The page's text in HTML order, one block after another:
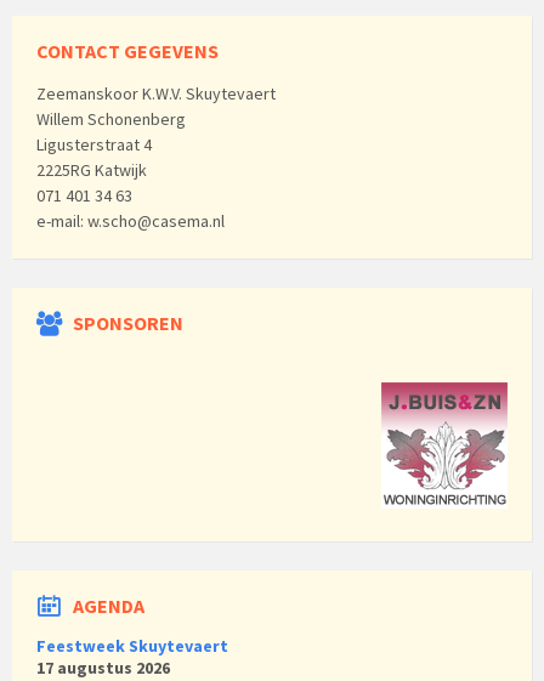
CONTACT GEGEVENS
Zeemanskoor K.W.V. Skuytevaert
Willem Schonenberg
Ligusterstraat 4
2225RG Katwijk
071 401 34 63
e-mail: w.scho@casema.nl
SPONSOREN
AGENDA
Feestweek Skuytevaert
17 augustus 2026